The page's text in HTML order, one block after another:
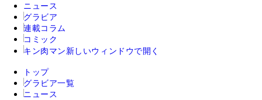
ニュース
グラビア
連載コラム
コミック
キン肉マン 新しいウィンドウで開く
トップ
グラビア一覧
ニュース